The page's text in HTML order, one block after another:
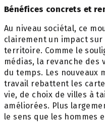
Bénéfices concrets et
Au niveau sociétal, ce
clairement un impact
territoire. Comme le
médias, la revanche des
du temps. Les nouveaux
travail rebattent les
vie, de choix de villes à
améliorées. Plus
le sens que les hommes